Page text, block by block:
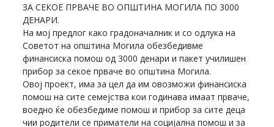
ЗА СЕКОЕ ПРВАЧЕ ВО ОПШТИНА МОГИЛА ПО 3000
ДЕНАРИ.
На мој предлог како градоначалник и со одлука на
Советот на општина Могила обезбедивме
финансиска помош од 3000 денари и пакет училишен
прибор за секое прваче во општина Могила.
Овој проект, има за цел да им овозможи финансискa
помош на сите семејства кои годинава имаат прваче,
воедно ќе обезбедиме помош и прибор за сите деца
чии родители се приматели на социјална помош и за